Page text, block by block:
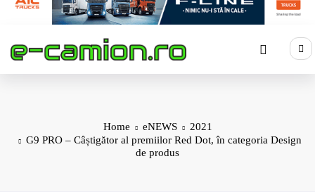
Home eNEWS
2021
G9 PRO – Câștigător al premiilor Red Dot, în categoria Design
de produs